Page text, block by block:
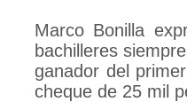
Marco Bonilla
bachilleres
ganador del
cheque de 25 mil